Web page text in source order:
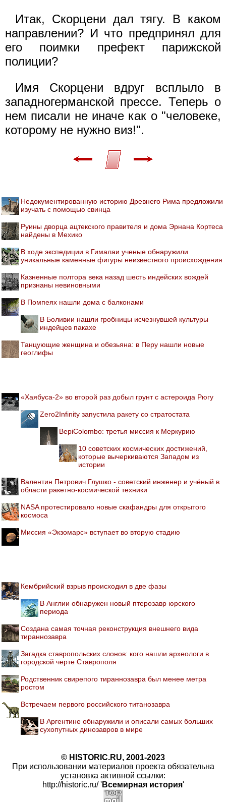
Итак, Скорцени дал тягу. В каком
направлении? И что предпринял для
его поимки префект парижской
полиции?
Имя Скорцени вдруг всплыло в
западногерманской прессе. Теперь о
нем писали не иначе как о "человеке,
которому не нужно виз!".
Недокументированную историю Древнего Рима предложили
изучать с помощью свинца
Руины дворца ацтекского правителя и дома Эрнана Кортеса
найдены в Мехико
В ходе экспедиции в Гималаи ученые обнаружили
уникальные каменные фигуры неизвестного происхождения
Казненные полтора века назад шесть индейских вождей
признаны невиновными
В Помпеях нашли дома с балконами
В Боливии нашли гробницы исчезнувшей культуры
индейцев пакахе
Танцующие женщина и обезьяна: в Перу нашли новые
геоглифы
«Хаябуса-2» во второй раз добыл грунт с астероида Рюгу
Zero2Infinity запустила ракету со стратостата
BepiColombo: третья миссия к Меркурию
10 советских космических достижений,
которые вычеркиваются Западом из
истории
Валентин Петрович Глушко - советский инженер и учёный в
области ракетно-космической техники
NASA протестировало новые скафандры для открытого
космоса
Миссия «Экзомарс» вступает во вторую стадию
Кембрийский взрыв происходил в две фазы
В Англии обнаружен новый птерозавр юрского
периода
Создана самая точная реконструкция внешнего вида
тираннозавра
Загадка ставропольских слонов: кого нашли археологи в
городской черте Ставрополя
Родственник свирепого тираннозавра был менее метра
ростом
Встречаем первого российского титанозавра
В Аргентине обнаружили и описали самых больших
сухопутных динозавров в мире
© HISTORIC.RU, 2001-2023
При использовании материалов проекта обязательна
установка активной ссылки:
http://historic.ru/ 'Всемирная история'